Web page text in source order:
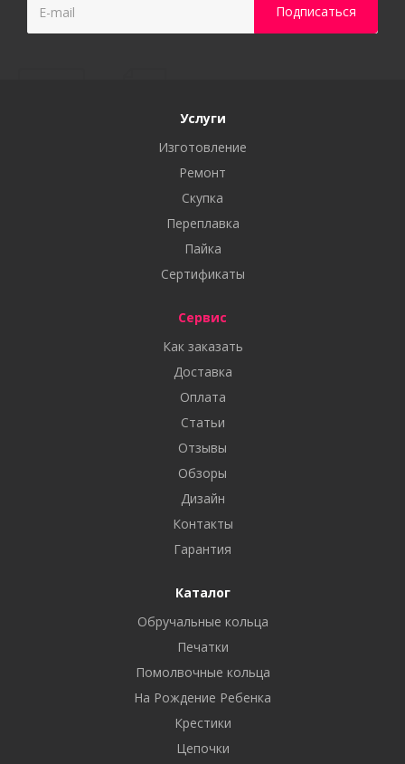
Услуги
Изготовление
Ремонт
Скупка
Переплавка
Пайка
Сертификаты
Сервис
Как заказать
Доставка
Оплата
Статьи
Отзывы
Обзоры
Дизайн
Контакты
Гарантия
Каталог
Обручальные кольца
Печатки
Помолвочные кольца
На Рождение Ребенка
Крестики
Цепочки